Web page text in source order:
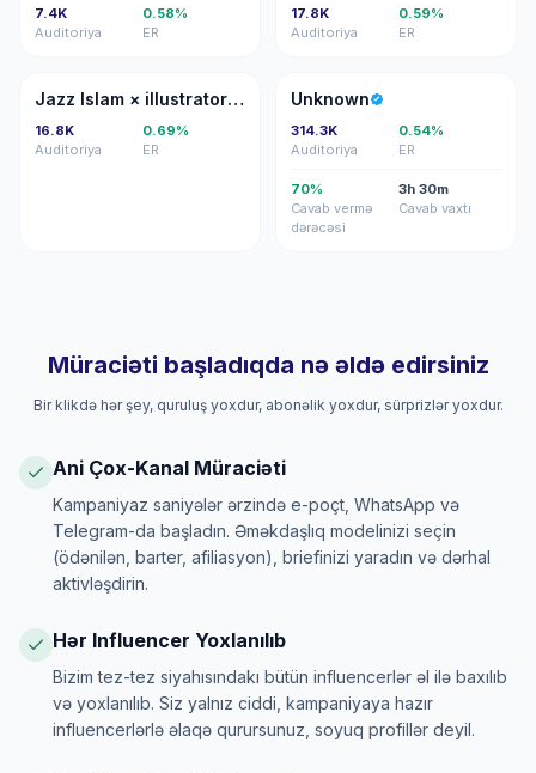
7.4K
Auditoriya
0.58%
ER
17.8K
Auditoriya
0.59%
ER
JI Jazz Islam × illustrator/artist
16.8K
Auditoriya
0.69%
ER
U
Unknown
314.3K
Auditoriya
0.54%
ER
70%
Cavab vermə
dərəcəsi
3h 30m
Cavab vaxtı
Müraciəti başladıqda nə əldə edirsiniz
Bir klikdə hər şey, quruluş yoxdur, abonəlik yoxdur, sürprizlər yoxdur.
Ani Çox-Kanal Müraciəti
Kampaniyaz saniyələr ərzində e-poçt, WhatsApp və
Telegram-da başladın. Əməkdaşlıq modelinizi seçin
(ödənilən, barter, afiliasyon), briefinizi yaradın və dərhal
aktivləşdirin.
Hər Influencer Yoxlanılıb
Bizim tez-tez siyahısındakı bütün influencerlər əl ilə baxılıb
və yoxlanılıb. Siz yalnız ciddi, kampaniyaya hazır
influencerlərlə əlaqə qurursunuz, soyuq profillər deyil.